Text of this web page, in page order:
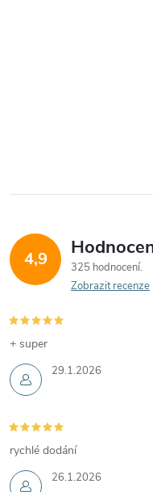
4,9
325 hodnocení
Zobrazit recenze
29.1.2026
+ super
26.1.2026
rychlé dodání